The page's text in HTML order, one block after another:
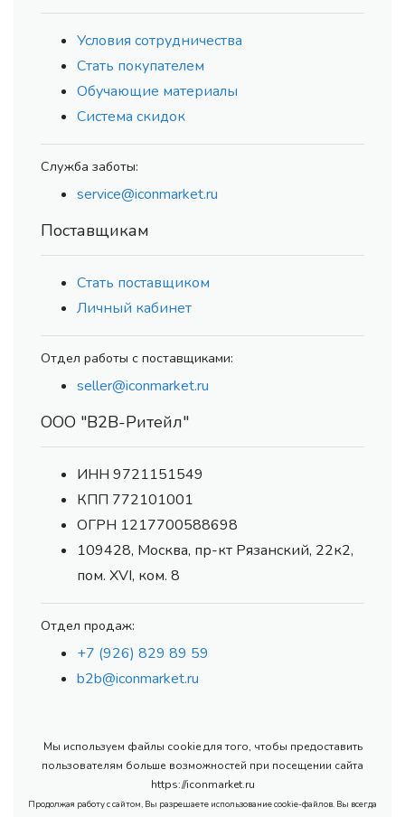
Условия сотрудничества
Стать покупателем
Обучающие материалы
Система скидок
Служба заботы:
service@iconmarket.ru
Поставщикам
Стать поставщиком
Личный кабинет
Отдел работы с поставщиками:
seller@iconmarket.ru
ООО "В2В-Ритейл"
ИНН 9721151549
КПП 772101001
ОГРН 1217700588698
109428, Москва, пр-кт Рязанский, 22к2,
пом. XVI, ком. 8
Отдел продаж:
+7 (926) 829 89 59
b2b@iconmarket.ru
Мы используем файлы cookie для того, чтобы предоставить
пользователям больше возможностей при посещении сайта
https://iconmarket.ru
Продолжая работу с сайтом, Вы разрешаете использование cookie-файлов. Вы всегда